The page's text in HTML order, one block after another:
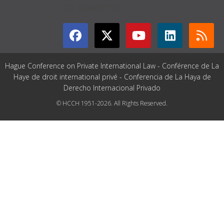
Hague Conference on Private International Law - Conférence de La
Haye de droit international privé - Conferencia de La Haya de
Derecho Internacional Privado
© HCCH 1951-2026. All Rights Reserved.